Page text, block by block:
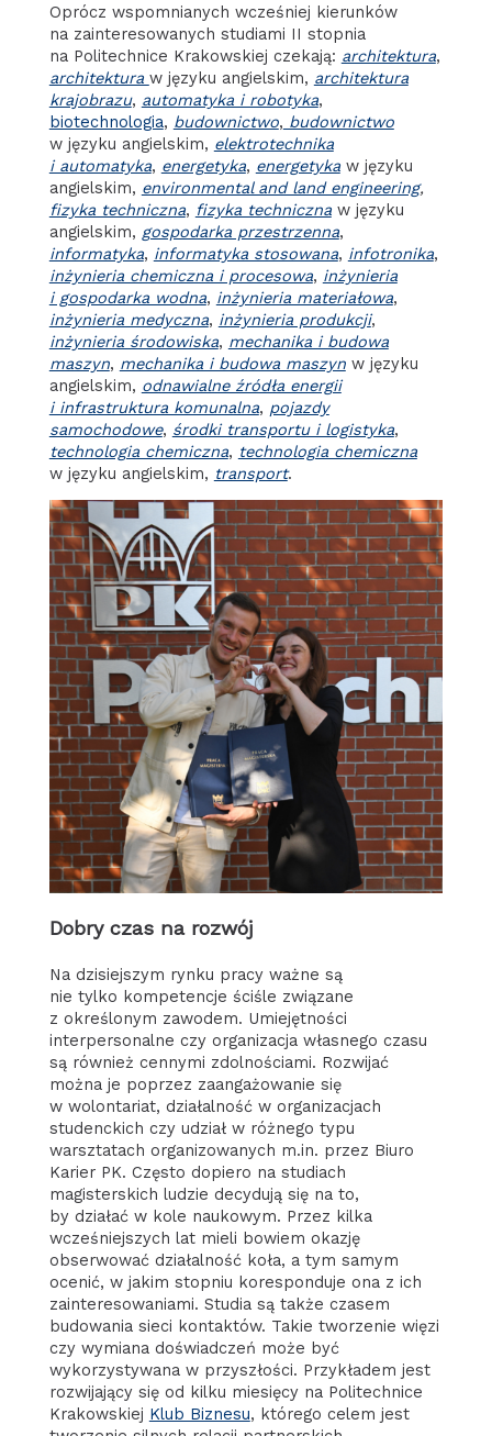
Oprócz wspomnianych wcześniej kierunków
na zainteresowanych studiami II stopnia
na Politechnice Krakowskiej czekają: architektura,
architektura w języku angielskim, architektura
krajobrazu, automatyka i robotyka,
biotechnologia, budownictwo, budownictwo
w języku angielskim, elektrotechnika
i automatyka, energetyka, energetykaw języku
angielskim, environmental and land engineering,
fizyka techniczna, fizyka technicznaw języku
angielskim, gospodarka przestrzenna,
informatyka, informatyka stosowana, infotronika,
inżynieria chemiczna i procesowa, inżynieria
i gospodarka wodna, inżynieria materiałowa,
inżynieria medyczna, inżynieria produkcji,
inżynieria środowiska, mechanika i budowa
maszyn, mechanika i budowa maszynw języku
angielskim, odnawialne źródła energii
i infrastruktura komunalna, pojazdy
samochodowe, środki transportu i logistyka,
technologia chemiczna, technologia chemiczna
w języku angielskim, transport.
Dobry czas na rozwój
Na dzisiejszym rynku pracy ważne są
nie tylko kompetencje ściśle związane
z określonym zawodem. Umiejętności
interpersonalne czy organizacja własnego czasu
są również cennymi zdolnościami. Rozwijać
można je poprzez zaangażowanie się
w wolontariat, działalność w organizacjach
studenckich czy udział w różnego typu
warsztatach organizowanych m.in. przez Biuro
Karier PK. Często dopiero na studiach
magisterskich ludzie decydują się na to,
by działać w kole naukowym. Przez kilka
wcześniejszych lat mieli bowiem okazję
obserwować działalność koła, a tym samym
ocenić, w jakim stopniu koresponduje ona z ich
zainteresowaniami. Studia są także czasem
budowania sieci kontaktów. Takie tworzenie więzi
czy wymiana doświadczeń może być
wykorzystywana w przyszłości. Przykładem jest
rozwijający się od kilku miesięcy na Politechnice
Krakowskiej Klub Biznesu, którego celem jest